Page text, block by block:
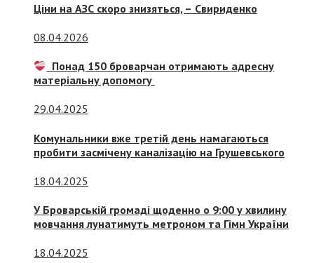
Ціни на АЗС скоро знизяться, – Свириденко
08.04.2026
Понад 150 броварчан отримають адресну
матеріальну допомогу
29.04.2025
Комунальники вже третій день намагаються
пробити засмічену каналізацію на Грушевського
18.04.2025
У Броварській громаді щоденно о 9:00 у хвилину
мовчання лунатимуть метроном та Гімн України
18.04.2025